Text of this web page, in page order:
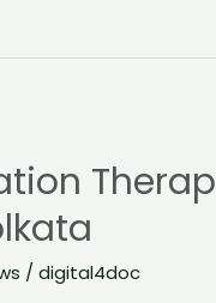
/ digital4doc